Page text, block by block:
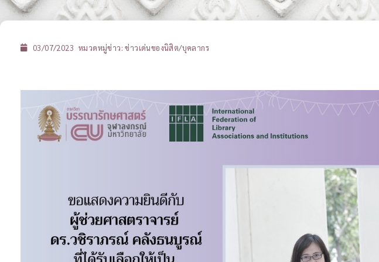
03/07/2023 หมวดหมู่ข่าว:ข่าวเด่นของนิสิต/บุคลากร